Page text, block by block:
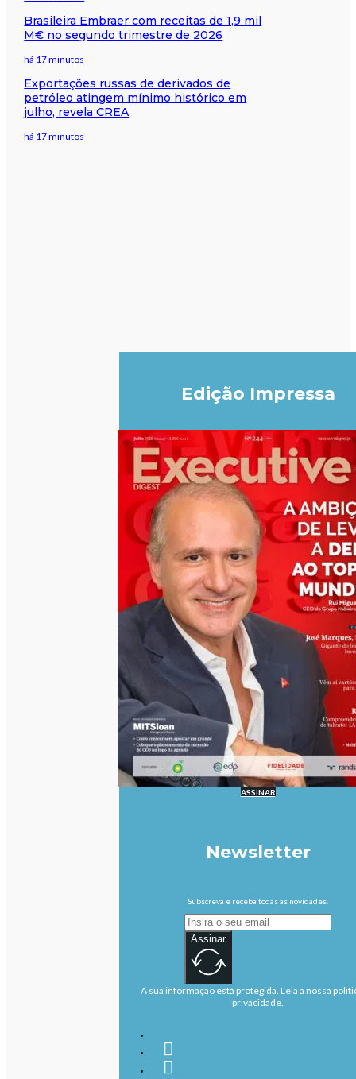
Brasileira Embraer com receitas de 1,9 mil
M€ no segundo trimestre de 2026
há 17 minutos
Exportações russas de derivados de
petróleo atingem mínimo histórico em
julho, revela CREA
há 17 minutos
Edição Impressa
ASSINAR
Newsletter
Subscreva e receba todas as novidades.
Assinar
A sua informação está protegida. Leia a nossa
privacidade.